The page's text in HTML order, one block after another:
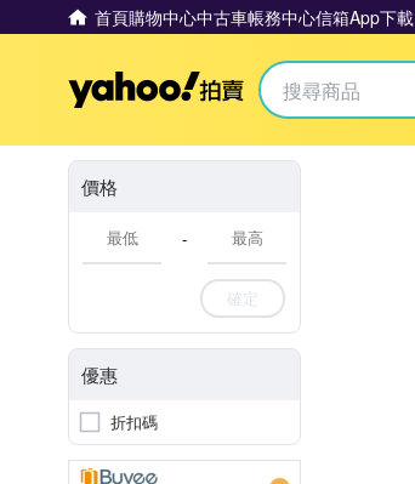
首頁購物中心中古車帳務中心信箱App下載
Yahoo拍賣
價格
-
確定
優惠
折扣碼